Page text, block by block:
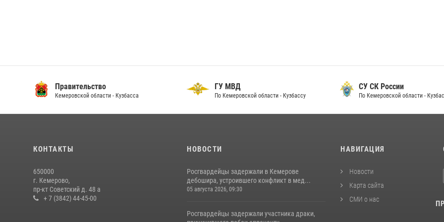
Правительство
Кемеровской области - Кузбасса
ГУ МВД
По Кемеровской области - Кузбассу
СУ СК России
По Кемеровской области -
КОНТАКТЫ
650000
г. Кемерово,
пр-кт Советский д. 48 а
+ 7 (3842) 44-45-00
НОВОСТИ
Росгвардейцы задержали в Кемерове
дебошира, устроившего конфликт в мед...
05 августа 2026, 09:30
Росгвардейцы задержали участника драки,
НАВИГАЦИЯ
Новости
Карта сайта
СМИ о нас